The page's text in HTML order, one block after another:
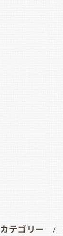
カテゴリー